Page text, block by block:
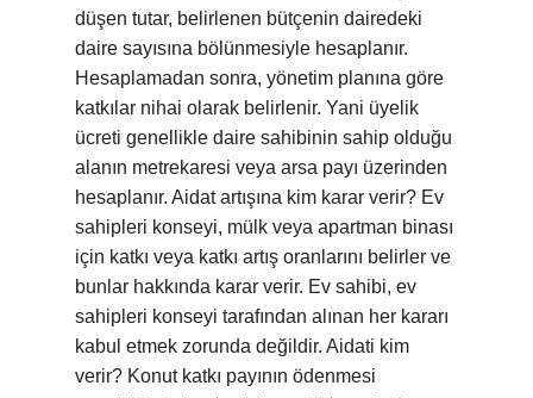
düşen tutar, belirlenen bütçenin dairedeki
daire sayısına bölünmesiyle hesaplanır.
Hesaplamadan sonra, yönetim planına göre
katkılar nihai olarak belirlenir. Yani üyelik
ücreti genellikle daire sahibinin sahip olduğu
alanın metrekaresi veya arsa payı üzerinden
hesaplanır. Aidat artışına kim karar verir? Ev
sahipleri konseyi, mülk veya apartman binası
için katkı veya katkı artış oranlarını belirler ve
bunlar hakkında karar verir. Ev sahibi, ev
sahipleri konseyi tarafından alınan her kararı
kabul etmek zorunda değildir. Aidati kim
verir? Konut katkı payının ödenmesi